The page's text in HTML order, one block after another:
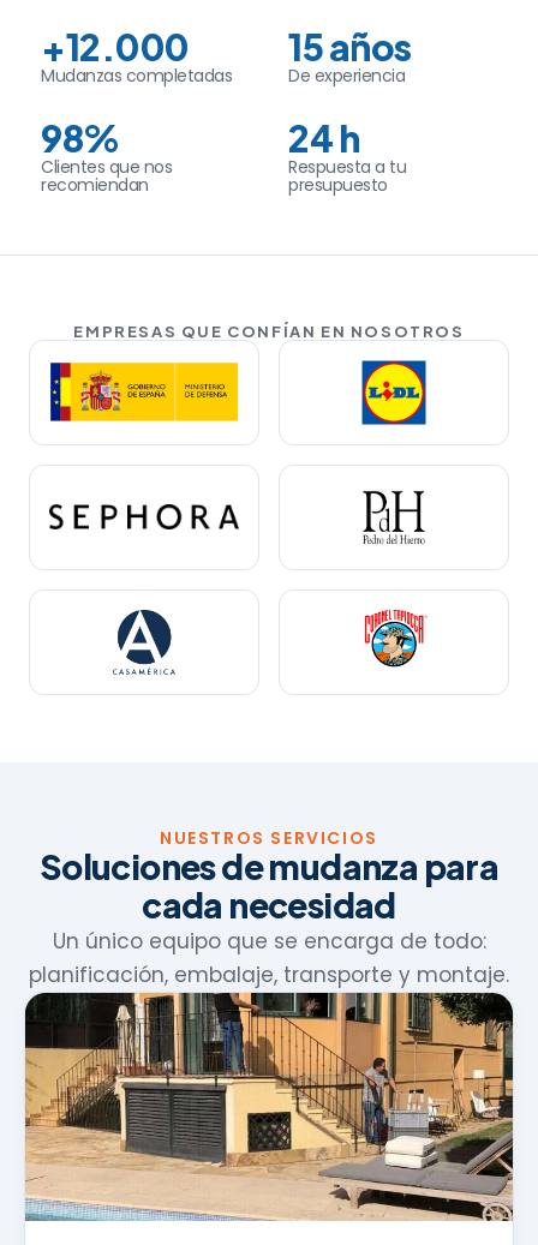
+12.000
Mudanzas completadas
15 años
De experiencia
98%
Clientes que nos
recomiendan
24 h
Respuesta a tu
presupuesto
EMPRESAS QUE CONFÍAN EN NOSOTROS
NUESTROS SERVICIOS
Soluciones de mudanza para
cada necesidad
Un único equipo que se encarga de todo:
planificación, embalaje, transporte y montaje.